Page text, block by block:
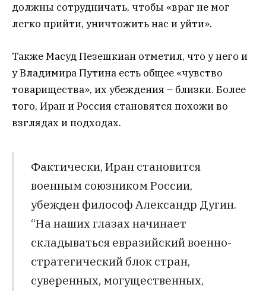
должны сотрудничать, чтобы «враг не мог
легко прийти, уничтожить нас и уйти».
Также Масуд Пезешкиан отметил, что у него и
у Владимира Путина есть общее «чувство
товарищества», их убеждения – близки. Более
того, Иран и Россия становятся похожи во
взглядах и подходах.
Фактически, Иран становится
военным союзником России,
убежден философ Александр Дугин.
“На наших глазах начинает
складываться евразийский военно-
стратегический блок стран,
суверенных, могущественных,